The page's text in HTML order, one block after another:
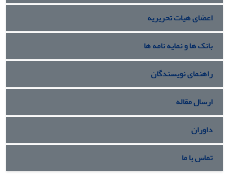
اعضای هیات تحریریه
بانک ها و نمایه نامه ها
راهنمای نویسندگان
ارسال مقاله
داوران
تماس با ما